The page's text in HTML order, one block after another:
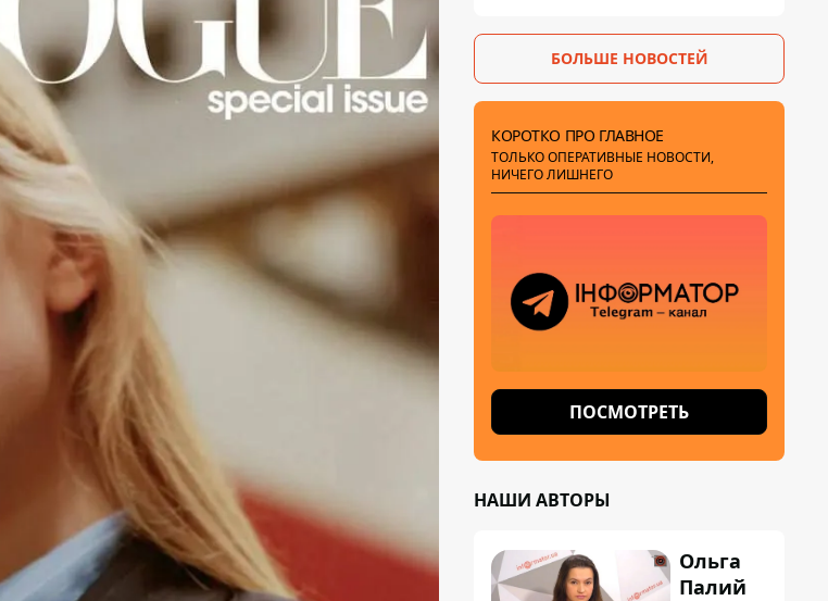
БОЛЬШЕ НОВОСТЕЙ
КОРОТКО ПРО ГЛАВНОЕ
ТОЛЬКО ОПЕРАТИВНЫЕ НОВОСТИ,
НИЧЕГО ЛИШНЕГО
ПОСМОТРЕТЬ
НАШИ АВТОРЫ
Ольга
Палий